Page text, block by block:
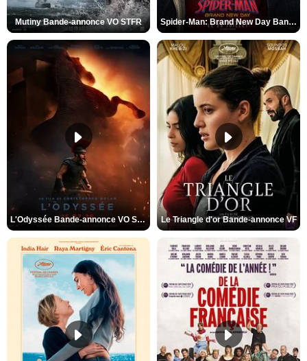
Mutiny Bande-annonce VO STFR Spider-Man: Brand New Day Bande-annonce VO STFR
L'Odyssée Bande-annonce VO STFR Le Triangle d'or Bande-annonce VF